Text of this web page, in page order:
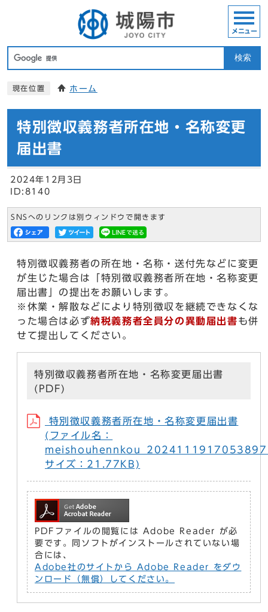
検索
メニュー
現在位置 ホーム
特別徴収義務者所在地・名称変更
届出書
2024年12月3日
ID:8140
SNSへのリンクは別ウィンドウで開きます
特別徴収義務者の所在地・名称・送付先などに変更
が生じた場合は「特別徴収義務者所在地・名称変更
届出書」の提出をお願いします。
※休業・解散などにより特別徴収を継続できなくな
った場合は必ず納税義務者全員分の異動届出書も併
せて提出してください。
特別徴収義務者所在地・名称変更届出書
(PDF)
特別徴収義務者所在地・名称変更届出書
(ファイル名：
サイズ：21.77KB)
PDFファイルの閲覧には Adobe Reader が必
要です。同ソフトがインストールされていない場
合には、
Adobe社のサイトから Adobe Reader をダウ
ンロード（無償）してください。